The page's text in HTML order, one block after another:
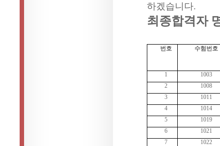
하겠습니다.
최종합격자
번호 수험번호
1
1003
2
1008
3
1011
4
1014
5
1019
6
1021
7
1022